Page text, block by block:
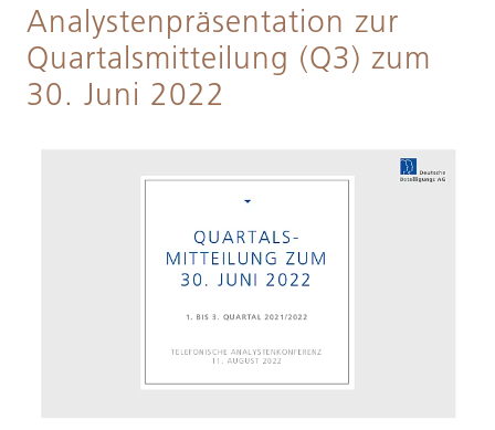
Analystenpräsentation zur
Quartalsmitteilung (Q3) zum
30. Juni 2022